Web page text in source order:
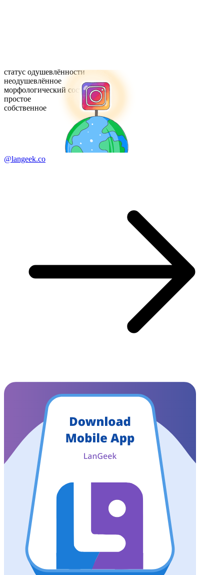
статус одушевлённости
неодушевлённое
морфологический состав
простое
собственное
@langeek.co